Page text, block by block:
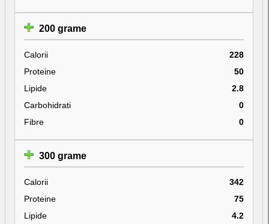
200 grame
Calorii
228
Proteine
50
Lipide
2.8
Carbohidrati
0
Fibre
0
300 grame
Calorii
342
Proteine
75
Lipide
4.2